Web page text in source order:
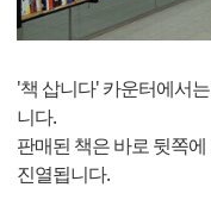
'책 삽니다' 카운터에서
니다.
판매된 책은 바로 뒷쪽
진열됩니다.